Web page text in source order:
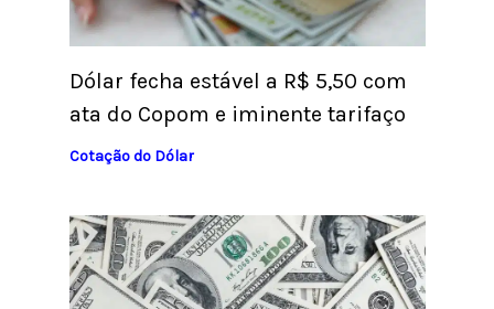
Dólar fecha estável a R$ 5,50 com
ata do Copom e iminente tarifaço
Cotação do Dólar